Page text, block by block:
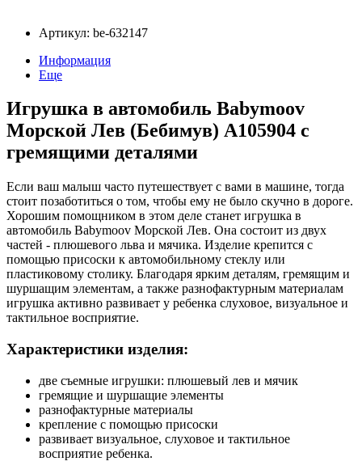
Артикул: be-632147
Информация
Еще
Игрушка в автомобиль Babymoov
Морской Лев (Бебимув) A105904 с
гремящими деталями
Если ваш малыш часто путешествует с вами в машине, тогда
стоит позаботиться о том, чтобы ему не было скучно в дороге.
Хорошим помощником в этом деле станет игрушка в
автомобиль Babymoov Морской Лев. Она состоит из двух
частей - плюшевого льва и мячика. Изделие крепится с
помощью присоски к автомобильному стеклу или
пластиковому столику. Благодаря ярким деталям, гремящим и
шуршащим элементам, а также разнофактурным материалам
игрушка активно развивает у ребенка слуховое, визуальное и
тактильное восприятие.
Характеристики изделия:
две съемные игрушки: плюшевый лев и мячик
гремящие и шуршащие элементы
разнофактурные материалы
крепление с помощью присоски
развивает визуальное, слуховое и тактильное
восприятие ребенка.